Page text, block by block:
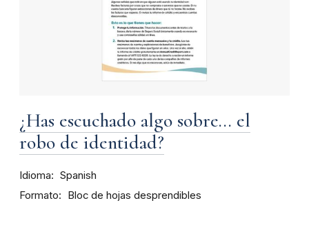
¿Has escuchado algo sobre... el
robo de identidad?
Idioma Spanish
Formato Bloc de hojas desprendibles